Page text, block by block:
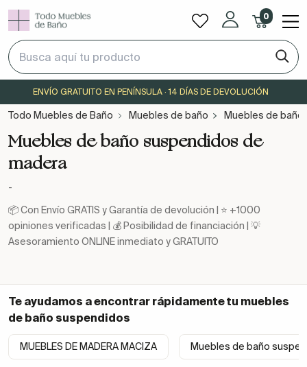
0
ENVÍO GRATUITO EN PENÍNSULA · 14 DÍAS DE DEVOLUCIÓN
Todo Muebles de Baño Muebles de baño Muebles de
Muebles de baño suspendidos de
madera
-
📦 Con Envío GRATIS y Garantía de devolución | ⭐ +1000
opiniones verificadas | 💰 Posibilidad de financiación | 💡
Asesoramiento ONLINE inmediato y GRATUITO
Te ayudamos a encontrar rápidamente tu muebles
de baño suspendidos
MUEBLES DE MADERA MACIZA Muebles de baño